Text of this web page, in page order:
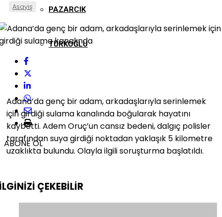
PAZARCIK
TÜRKOĞLU
Asayiş
ABONE OL
Adana’da genç bir adam, arkadaşlarıyla serinlemek
için girdiği sulama kanalında boğularak hayatını
kaybetti. Adem Oruç’un cansız bedeni, dalgıç polisler
tarafından suya girdiği noktadan yaklaşık 5 kilometre
uzaklıkta bulundu. Olayla ilgili soruşturma başlatıldı.
ÇEKEBİLİR